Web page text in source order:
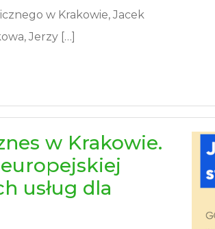
w Krakowie, Jacek
Jerzy […]
w Krakowie.
europejskiej
usług dla